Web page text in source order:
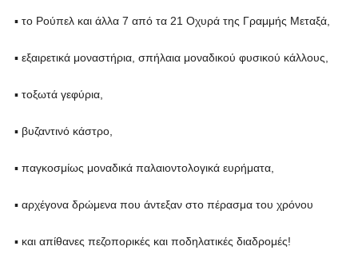
▪ το Ρούπελ και άλλα 7 από τα 21 Οχυρά της Γραμμής Μεταξά,
▪ εξαιρετικά μοναστήρια, σπήλαια μοναδικού φυσικού κάλλους,
▪ τοξωτά γεφύρια,
▪ βυζαντινό κάστρο,
▪ παγκοσμίως μοναδικά παλαιοντολογικά ευρήματα,
▪ αρχέγονα δρώμενα που άντεξαν στο πέρασμα του χρόνου
▪ και απίθανες πεζοπορικές και ποδηλατικές διαδρομές!